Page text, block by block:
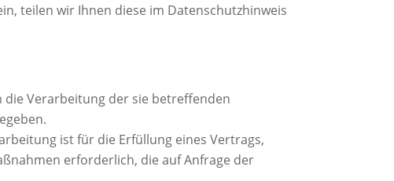
teilen wir Ihnen diese im Datenschutzhinweis
Verarbeitung der sie betreffenden
ist für die Erfüllung eines Vertrags,
erforderlich, die auf Anfrage der